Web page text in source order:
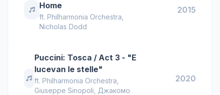
Home
ft.Philharmonia Orchestra
Nicholas Dodd
2015
Puccini: Tosca / Act 3 - "E
lucevan le stelle"
ft. Philharmonia Orchestra
Giuseppe Sinopoli Джакомо
2020